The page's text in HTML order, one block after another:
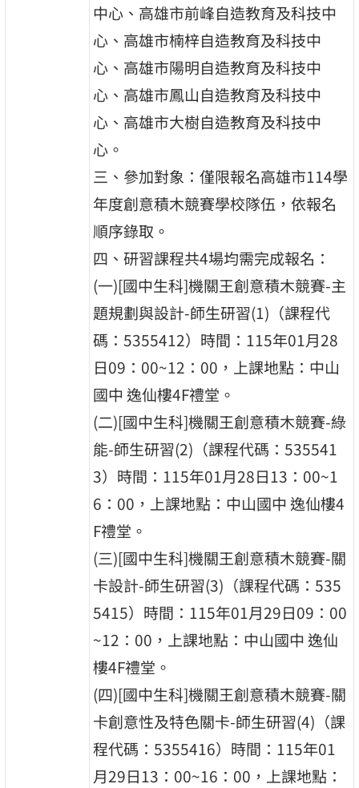
中心、高雄市前峰自造教育及科技中
心、高雄市楠梓自造教育及科技中
心、高雄市陽明自造教育及科技中
心、高雄市鳳山自造教育及科技中
心、高雄市大樹自造教育及科技中
心。
三、參加對象：僅限報名高雄市114學
年度創意積木競賽學校隊伍，依報名
順序錄取。
四、研習課程共4場均需完成報名：
(一)[國中生科]機關王創意積木競賽-主
題規劃與設計-師生研習(1)（課程代
碼：5355412）時間：115年01月28
日09：00~12：00，上課地點：中山
國中 逸仙樓4F禮堂。
(二)[國中生科]機關王創意積木競賽-綠
能-師生研習(2)（課程代碼：535541
3）時間：115年01月28日13：00~1
6：00，上課地點：中山國中 逸仙樓4
F禮堂。
(三)[國中生科]機關王創意積木競賽-關
卡設計-師生研習(3)（課程代碼：535
5415）時間：115年01月29日09：00
~12：00，上課地點：中山國中 逸仙
樓4F禮堂。
(四)[國中生科]機關王創意積木競賽-關
卡創意性及特色關卡-師生研習(4)（課
程代碼：5355416）時間：115年01
月29日13：00~16：00，上課地點：